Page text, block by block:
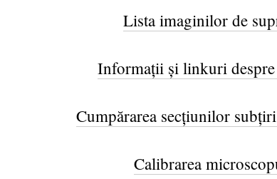
Lista imaginilor de
Informații și linkuri
Cumpărarea secțiunilor
Calibrarea